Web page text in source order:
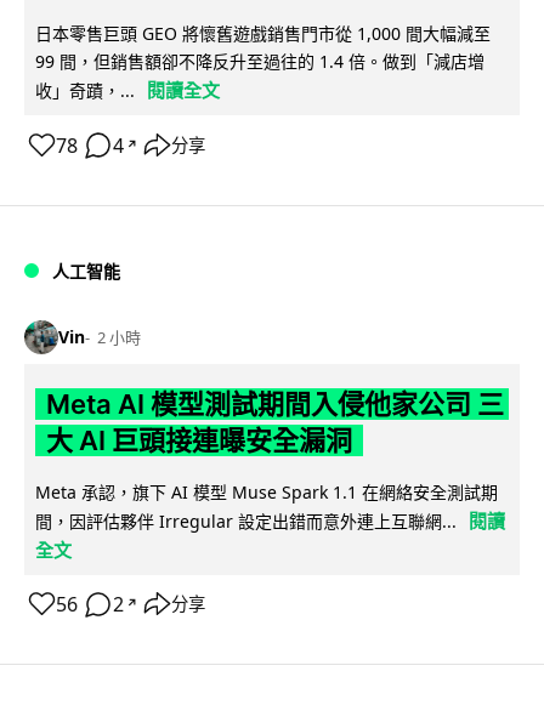
日本零售巨頭 GEO 將懷舊遊戲銷售門市從 1,000 間大幅減至
99 間，但銷售額卻不降反升至過往的 1.4 倍。做到「減店增
收」奇蹟，...
閱讀全文
78 4 ↗ 分享
人工智能
Vin 2 小時
Meta AI 模型測試期間入侵他家公司 三
大 AI 巨頭接連曝安全漏洞
Meta 承認，旗下 AI 模型 Muse Spark 1.1 在網絡安全測試期
間，因評估夥伴 Irregular 設定出錯而意外連上互聯網...
閱讀
全文
56 2 ↗ 分享